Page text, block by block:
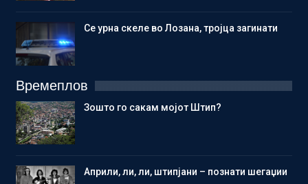
Се урна скеле во Лозана, тројца загинати
Времеплов
Зошто го сакам мојот Штип?
Aприли, ли, ли, штипјани – познати шегаџии